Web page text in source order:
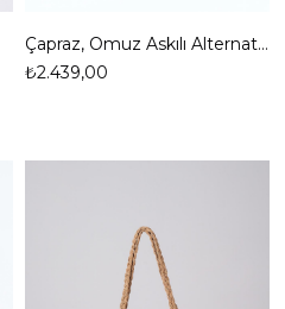
Çapraz, Omuz Askılı Alternatifli, Zincirli, Vegan Deri,Şık Çanta
₺2.439,00